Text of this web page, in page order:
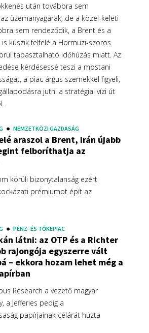
után továbbra sem
üzemanyagárak, de a közel-keleti
sem rendeződik, a Brent és a
is kúszik felfelé a Hormuzi-szoros
tapasztalható időhúzás miatt. Az
kérdésessé teszi a mostani
a piac árgus szemekkel figyeli,
jutni a stratégiai vízi út
NEMZETKÖZI GAZDASÁG
araszol a Brent, Irán újabb
felboríthatja az
körüli bizonytalanság ezért
prémiumot épít az
PÉNZ- ÉS TŐKEPIAC
látni: az OTP és a Richter
rajongója egyszerre vált
– ekkora hozam lehet még a
Research a vezető magyar
a Jefferies pedig a
papírjainak célárát húzta